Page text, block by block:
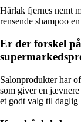
Hårlak fjernes nemt
rensende shampoo
Er der forskel
Salonprodukter har
som giver en
et godt valg til daglig